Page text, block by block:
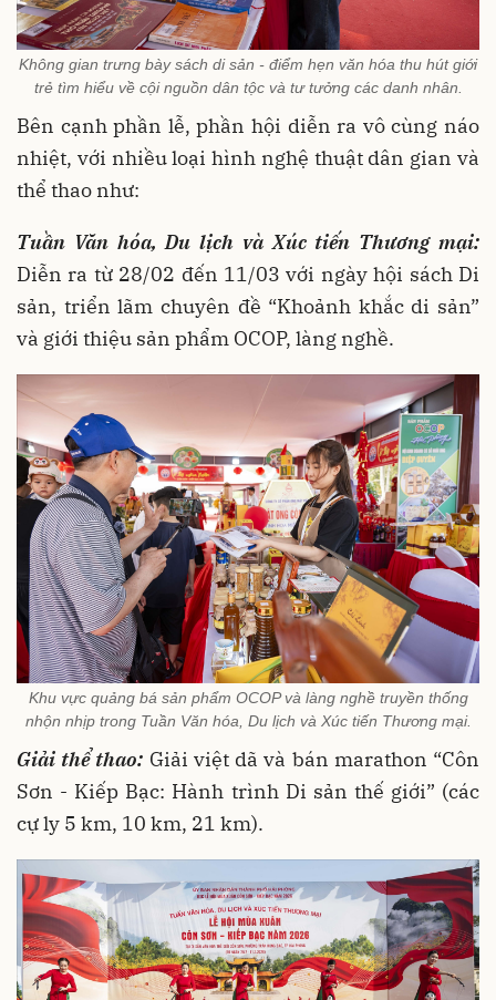
Không gian trưng bày sách di sản - điểm hẹn văn hóa thu hút giới
trẻ tìm hiểu về cội nguồn dân tộc và tư tưởng các danh nhân.
Bên cạnh phần lễ, phần hội diễn ra vô cùng náo
nhiệt, với nhiều loại hình nghệ thuật dân gian và
thể thao như:
Tuần Văn hóa, Du lịch và Xúc tiến Thương mại:
Diễn ra từ 28/02 đến 11/03 với ngày hội sách Di
sản, triển lãm chuyên đề “Khoảnh khắc di sản”
và giới thiệu sản phẩm OCOP, làng nghề.
Khu vực quảng bá sản phẩm OCOP và làng nghề truyền thống
nhộn nhịp trong Tuần Văn hóa, Du lịch và Xúc tiến Thương mại.
Giải thể thao: Giải việt dã và bán marathon “Côn
Sơn - Kiếp Bạc: Hành trình Di sản thế giới” (các
cự ly 5 km, 10 km, 21 km).